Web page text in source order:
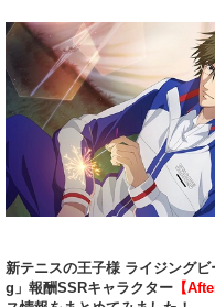
新テニスの王子様 ライジング
g」報酬SSRキャラクター 【